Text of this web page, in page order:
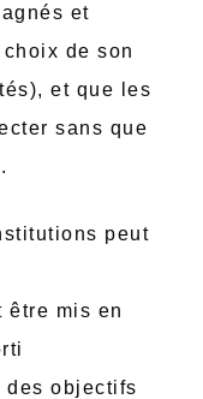
et
de son
et que les
sans que
peut
mis en
des objectifs